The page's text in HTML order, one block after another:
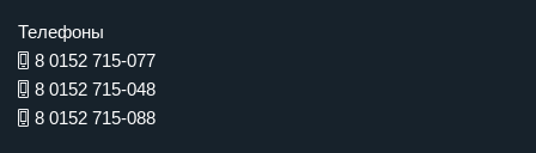
Телефоны
8 0152 715-077
8 0152 715-048
8 0152 715-088